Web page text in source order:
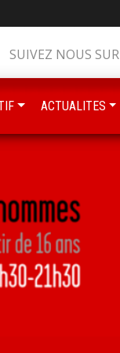
SUIVEZ NOUS SUR
ACTUALITES